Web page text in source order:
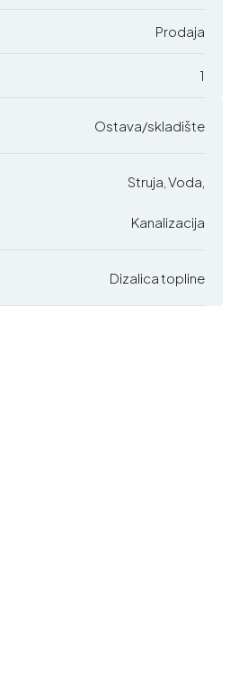
Prodaja
1
Ostava/skladište
Struja, Voda,
Kanalizacija
Dizalica topline